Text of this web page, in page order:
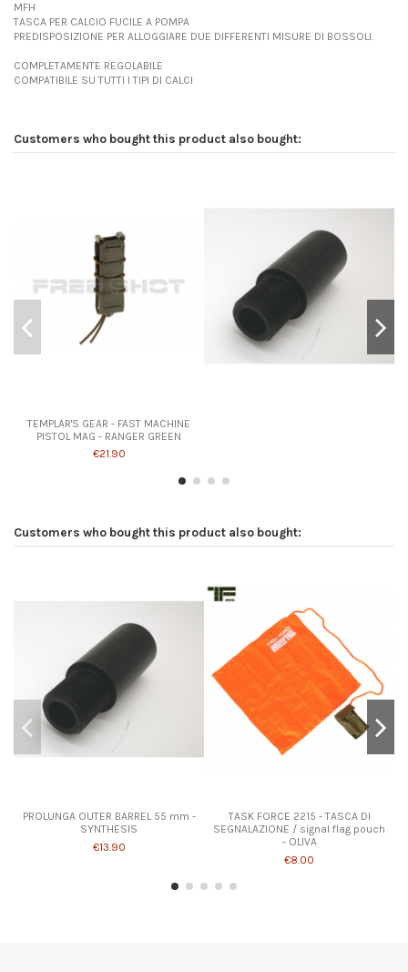
MFH
TASCA PER CALCIO FUCILE A POMPA
PREDISPOSIZIONE PER ALLOGGIARE DUE DIFFERENTI MISURE DI BOSSOLI.
COMPLETAMENTE REGOLABILE
COMPATIBILE SU TUTTI I TIPI DI CALCI
Customers who bought this product also bought:
TEMPLAR'S GEAR - FAST MACHINE
PISTOL MAG - RANGER GREEN
€21.90
Customers who bought this product also bought:
PROLUNGA OUTER BARREL 55 mm -
SYNTHESIS
€13.90
TASK FORCE 2215 - TASCA DI
SEGNALAZIONE / signal flag pouch
- OLIVA
€8.00